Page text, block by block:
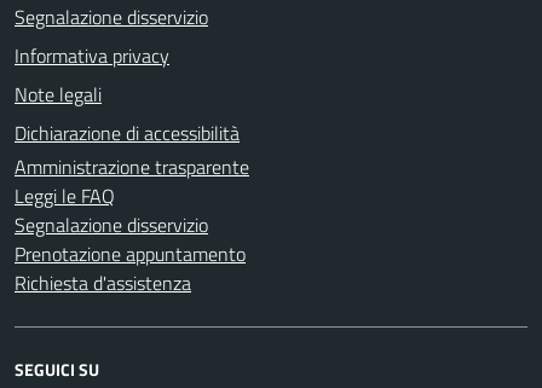
Segnalazione disservizio
Informativa privacy
Note legali
Dichiarazione di accessibilità
Amministrazione trasparente
Leggi le FAQ
Segnalazione disservizio
Prenotazione appuntamento
Richiesta d'assistenza
SEGUICI SU